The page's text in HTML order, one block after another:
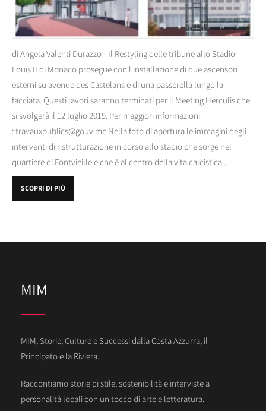
di Angela Valenti Durazzo - Il Restyling delle tribune allo Stadio
Louis II di Monaco prosegue con l'installazione di due ascensori
esterni su avenue des Castelans e di una passerella lungo la
facciata. Questi lavori saranno terminati per il Meeting Herculis che
si svolgerà il 12 luglio 2019. Per maggiori informazioni
: travauxpublics@gouv.mc Nella foto di apertura le immagini degli
interventi di ristrutturazione in corso allo stadio che sorge nel
quartiere di Fontvieille e che è al centro della vita calcistica...
SCOPRI DI PIÙ
MIM
MIM, Storie, Culture e Successi dalla Costa Azzurra, il
Principato e la Riviera.
Raccontiamo storie di stile, sostenibilità e interviste a
personalità locali con un tocco di arte e letteratura.